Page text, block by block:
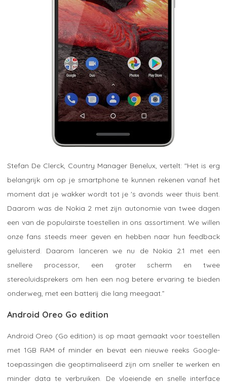
Stefan De Clerck, Country Manager Benelux, vertelt: "Het is erg
belangrijk om op je smartphone te kunnen rekenen vanaf het
moment dat je wakker wordt tot je 's avonds weer thuis bent.
Daarom was de Nokia 2 met zijn autonomie van twee dagen
een van de populairste toestellen in ons assortiment. We willen
onze fans steeds meer geven en hebben naar hun feedback
geluisterd. Daarom lanceren we nu de Nokia 2.1 met een
snellere processor, een groter scherm en twee
stereoluidsprekers om hen een nog betere ervaring te bieden
onderweg, met een batterij die lang meegaat.”
Android Oreo Go edition
Android Oreo (Go edition) is op maat gemaakt voor toestellen
met 1GB RAM of minder en bevat een nieuwe reeks Google-
toepassingen die geoptimaliseerd zijn om sneller te werken en
minder data te verbruiken. De vloeiende en snelle interface